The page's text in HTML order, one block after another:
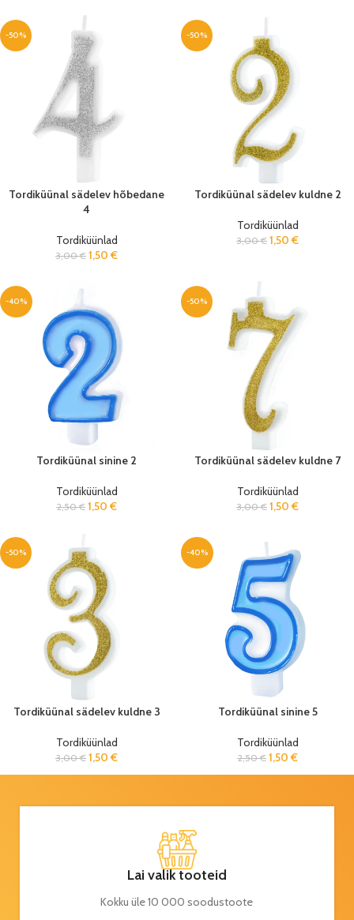
-50%
Tordiküünal sädelev hõbedane
4
Tordiküünlad
3,00€ 1,50 €
-50%
Tordiküünal sädelev kuldne 2
Tordiküünlad
3,00€ 1,50 €
-40%
Tordiküünal sinine 2
Tordiküünlad
2,50€ 1,50 €
-50%
Tordiküünal sädelev kuldne 7
Tordiküünlad
3,00€ 1,50 €
-50%
Tordiküünal sädelev kuldne 3
Tordiküünlad
3,00€ 1,50 €
-40%
Tordiküünal sinine 5
Tordiküünlad
2,50€ 1,50 €
Lai valik tooteid
Kokku üle 10 000 soodustoote